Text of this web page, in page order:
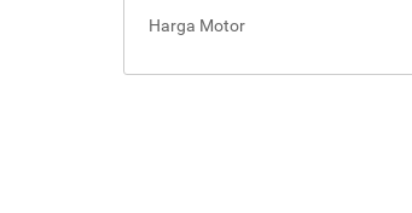
Harga Motor